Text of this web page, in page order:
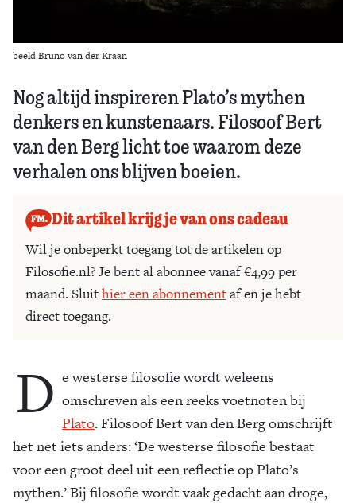
beeld Bruno van der Kraan
Nog altijd inspireren Plato’s mythen
denkers en kunstenaars. Filosoof Bert
van den Berg licht toe waarom deze
verhalen ons blijven boeien.
Dit artikel krijg je van ons cadeau
Wil je onbeperkt toegang tot de artikelen op
Filosofie.nl? Je bent al abonnee vanaf €4,99 per
maand. Sluithier een abonnementaf en je hebt
direct toegang.
D e westerse filosofie wordt weleens
omschreven als een reeks voetnoten bij
Plato. Filosoof Bert van den Berg omschrijft
het net iets anders: ‘De westerse filosofie bestaat
voor een groot deel uit een reflectie op Plato’s
mythen.’ Bij filosofie wordt vaak gedacht aan droge,